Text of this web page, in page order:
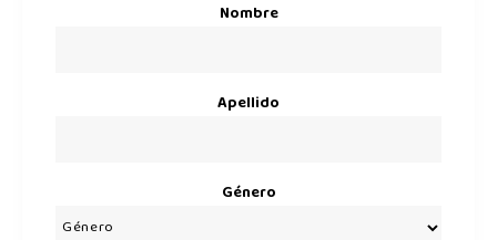
Nombre
Apellido
Género